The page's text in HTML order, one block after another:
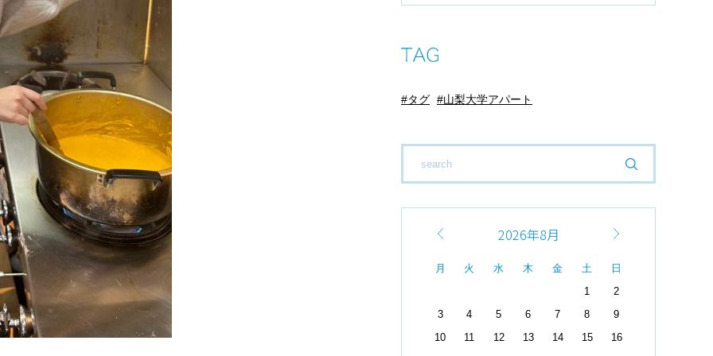
タグ 山梨大学アパート
2026年8月
月 火 水 木 金 土
日
1
2
3
4 5 6 7 8
9
10
11 12 13 14 15
16